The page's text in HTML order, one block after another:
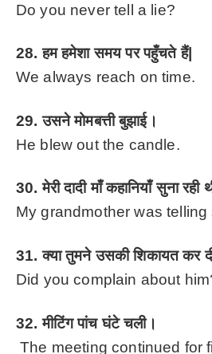
Do you never tell a lie?
28. हम हमेशा समय पर पहुँचते हैं|
We always reach on time.
29. उसने मोमबत्ती बुझाई।
He blew out the candle.
30. मेरी दादी माँ कहानियाँ सुना रही
My grandmother was telling
31. क्या तुमने उसकी शिकायत कर
Did you complain about
32. मीटिंग पांच घंटे चली।
The meeting continued for